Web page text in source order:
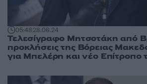
05:4828.06.24
Τελεσίγραφο Μητσοτάκη από
προκλήσεις της Βόρειας
για Μπελέρη και νέο Επίτροπο